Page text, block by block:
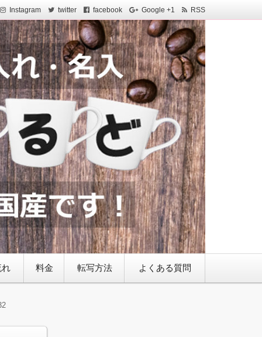
Instagram twitter facebook Google +1 RSS
料金 転写方法 よくある質問